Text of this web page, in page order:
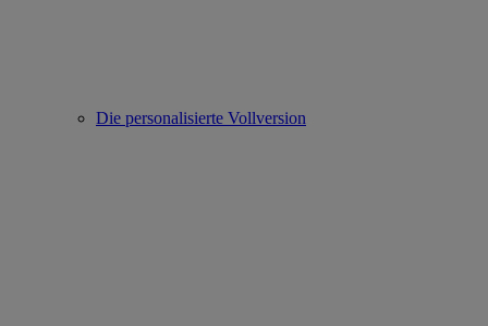
Die personalisierte Vollversion